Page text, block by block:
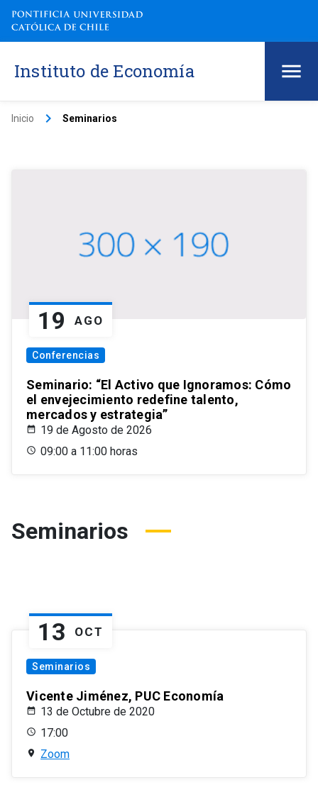
Instituto de Economía
Inicio keyboard_arrow_right Seminarios
19 AGO
Conferencias
Seminario: “El Activo que Ignoramos: Cómo
el envejecimiento redefine talento,
mercados y estrategia”
19 de Agosto de 2026
09:00 a 11:00 horas
Seminarios
13 OCT
Seminarios
Vicente Jiménez, PUC Economía
13 de Octubre de 2020
17:00
Zoom